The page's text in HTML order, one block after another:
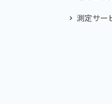
測定サー